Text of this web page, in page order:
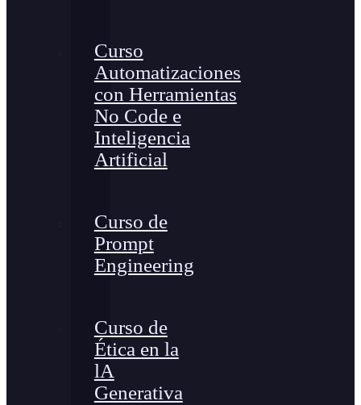
Curso
Automatizaciones
con Herramientas
No Code e
Inteligencia
Artificial
Curso de
Prompt
Engineering
Curso de
Ética en la
lA
Generativa